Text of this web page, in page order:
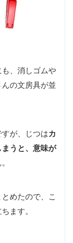
、消しゴムや
の文房具が並
が、じつはカ
うと、意味が
めたので、こ
ます。